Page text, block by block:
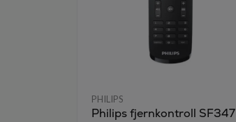
PHILIPS
Philips fjernkontroll SF347